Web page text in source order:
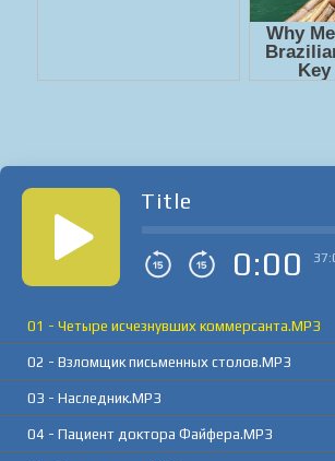
Title
0:00
01 - Четыре исчезнувших коммерсанта.MP3
02 - Взломщик письменных столов.MP3
03 - Наследник.MP3
04 - Пациент доктора Файфера.MP3